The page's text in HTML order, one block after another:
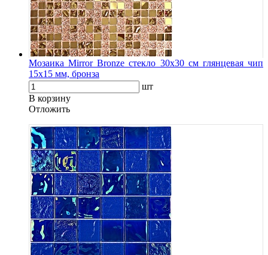
Мозаика Mirror Bronze стекло 30х30 см глянцевая чип
15х15 мм, бронза
шт
В корзину
Oтложить